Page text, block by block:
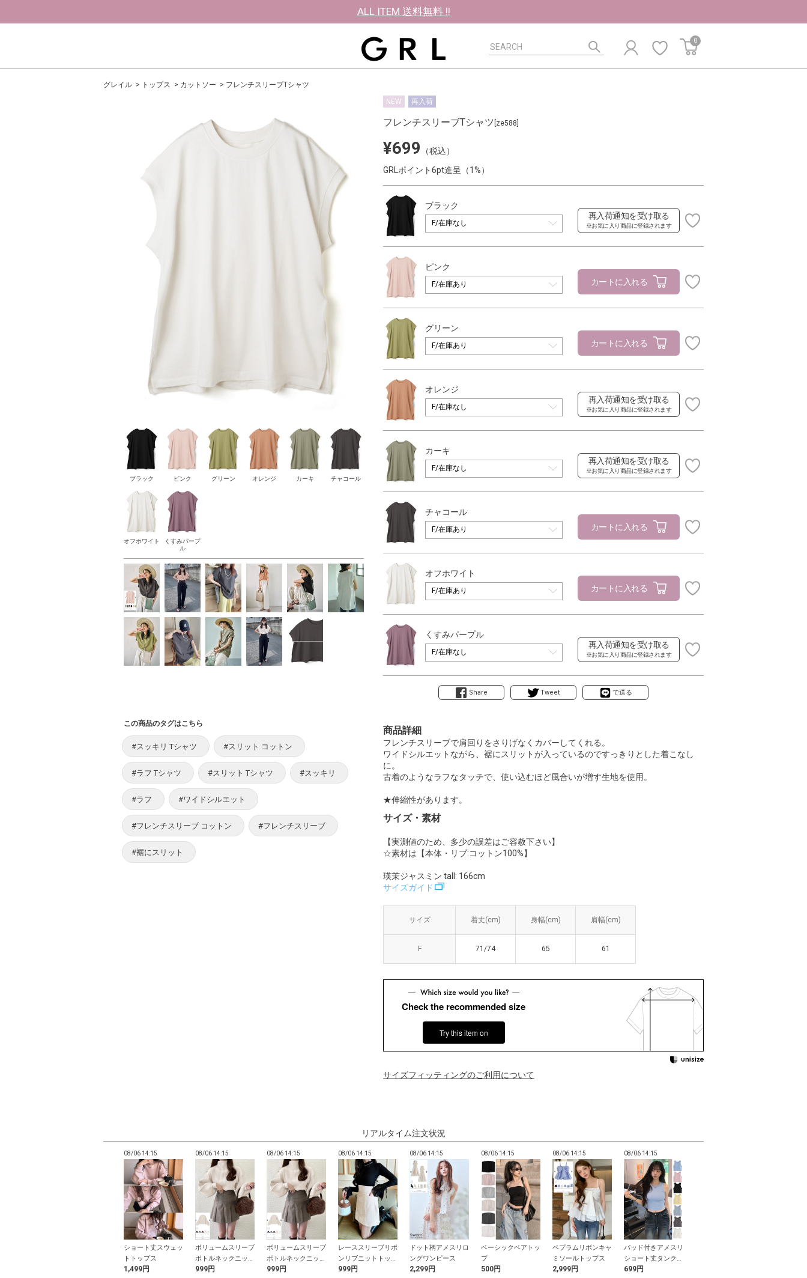
ALL ITEM 送料無料 !!
0
グレイル トップス カットソー フレンチスリーブTシャツ
ブラック ピンク グリーン オレンジ カーキ チャコール
オフホワイト
くすみパープ
ル
NEW 再入荷
フレンチスリーブTシャツ [ze588]
¥699
（税込）
GRLポイント6pt進呈（1%）
ブラック
再入荷通知を受け取る
※お気に入り商品に登録されます
ピンク
カートに入れる
グリーン
カートに入れる
オレンジ
再入荷通知を受け取る
※お気に入り商品に登録されます
カーキ
再入荷通知を受け取る
※お気に入り商品に登録されます
チャコール
カートに入れる
オフホワイト
カートに入れる
くすみパープル
再入荷通知を受け取る
※お気に入り商品に登録されます
Share Tweet で送る
商品詳細
フレンチスリーブで肩回りをさりげなくカバーしてくれる。
ワイドシルエットながら、裾にスリットが入っているのですっきりとした着こなし
に。
古着のようなラフなタッチで、使い込むほど風合いが増す生地を使用。
★伸縮性があります。
サイズ・素材
【実測値のため、多少の誤差はご容赦下さい】
☆素材は【本体・リブ:コットン100%】
瑛茉ジャスミン tall: 166cm
サイズガイド
サイズ 着丈(cm) 身幅(cm) 肩幅(cm)
F 71/74 65 61
サイズ 着丈(cm) 身幅(cm) 肩幅(cm)
F 71/74 65 61
Check the recommended size
Try this item on
サイズフィッティングのご利用について
この商品のタグはこちら
#スッキリ Tシャツ #スリット コットン
#ラフ Tシャツ #スリット Tシャツ #スッキリ
#ラフ #ワイドシルエット
#フレンチスリーブ コットン #フレンチスリーブ
#裾にスリット
リアルタイム注文状況
08/06 14:15
ショート丈スウェッ
トトップス
1,499円
08/06 14:15
ボリュームスリーブ
ボトルネックニット
トップス
999円
08/06 14:15
ボリュームスリーブ
ボトルネックニット
トップス
999円
08/06 14:15
レーススリーブリボ
ンリブニットトップ
ス
999円
08/06 14:15
ドット柄アメスリロ
ングワンピース
2,299円
08/06 14:15
ベーシックベアトッ
プ
500円
08/06 14:15
ペプラムリボンキャ
ミソールトップス
2,999円
08/06 14:15
パッド付きアメスリ
ショート丈タンクト
ップ
699円